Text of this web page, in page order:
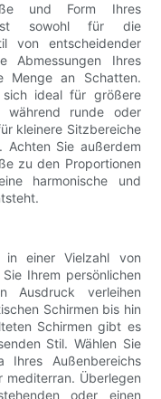
und Form Ihres
ist sowohl für die
von entscheidender
Abmessungen Ihres
Menge an Schatten.
sich ideal für größere
während runde oder
kleinere Sitzbereiche
Achten Sie außerdem
zu den Proportionen
harmonische und
in einer Vielzahl von
Ihrem persönlichen
Ausdruck verleihen
Schirmen bis hin
Schirmen gibt es
Stil. Wählen Sie
Ihres Außenbereichs
Überlegen
oder einen